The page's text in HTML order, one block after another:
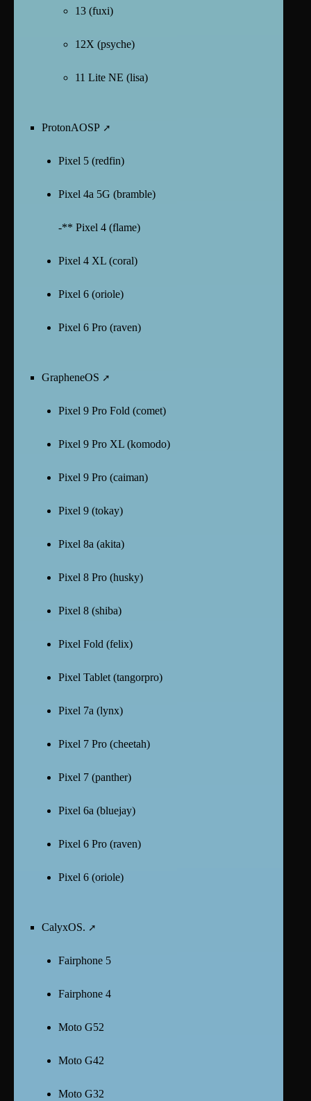
13 (fuxi)
12X (psyche)
11 Lite NE (lisa)
ProtonAOSP
Pixel 5 (redfin)
Pixel 4a 5G (bramble)
-** Pixel 4 (flame)
Pixel 4 XL (coral)
Pixel 6 (oriole)
Pixel 6 Pro (raven)
GrapheneOS
Pixel 9 Pro Fold (comet)
Pixel 9 Pro XL (komodo)
Pixel 9 Pro (caiman)
Pixel 9 (tokay)
Pixel 8a (akita)
Pixel 8 Pro (husky)
Pixel 8 (shiba)
Pixel Fold (felix)
Pixel Tablet (tangorpro)
Pixel 7a (lynx)
Pixel 7 Pro (cheetah)
Pixel 7 (panther)
Pixel 6a (bluejay)
Pixel 6 Pro (raven)
Pixel 6 (oriole)
CalyxOS.
Fairphone 5
Fairphone 4
Moto G52
Moto G42
Moto G32